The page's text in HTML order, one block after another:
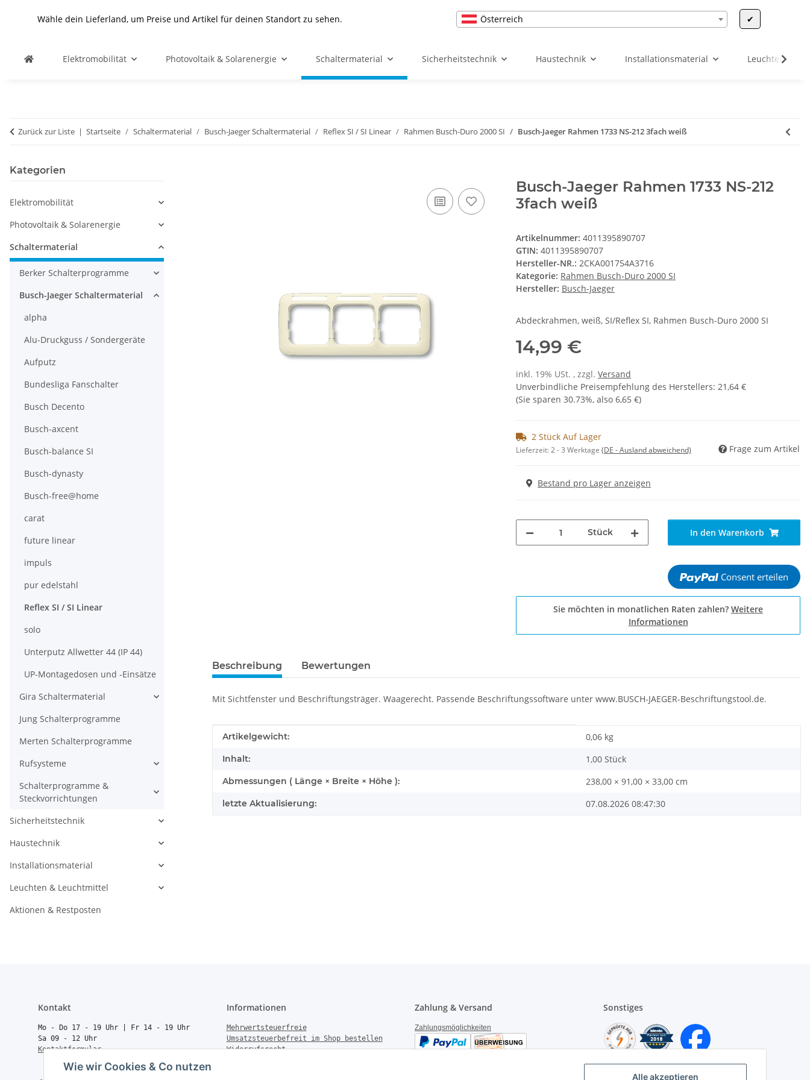
Alle akzeptieren
Wie wir Cookies & Co nutzen
Wähle dein Lieferland, um Preise und Artikel für deinen Standort zu sehen. Österreich ✔
Elektromobilität Photovoltaik & Solarenergie Schaltermaterial Sicherheitstechnik Haustechnik Installationsmaterial Leuchten &
Zurück zur Liste Startseite Schaltermaterial Busch-Jaeger Schaltermaterial Reflex SI / SI Linear Rahmen Busch-Duro 2000 SI Busch-Jaeger Rahmen 1733 NS-212 3fach weiß
Busch-Jaeger Rahmen 1733 NS-212
3fach weiß
Artikelnummer: 4011395890707
GTIN: 4011395890707
Hersteller-NR.: 2CKA001754A3716
Kategorie: Rahmen Busch-Duro 2000 SI
Hersteller: Busch-Jaeger
Abdeckrahmen, weiß, SI/Reflex SI, Rahmen Busch-Duro 2000 SI
14,99 €
inkl. 19% USt. , zzgl. Versand
Unverbindliche Preisempfehlung des Herstellers: 21,64 €
(Sie sparen 30.73%, also 6,65 €)
2 Stück Auf Lager
Lieferzeit:2 - 3 Werktage (DE - Ausland abweichend) Frage zum Artikel
Bestand pro Lager anzeigen
Stück In den Warenkorb
Consent erteilen
Sie möchten in monatlichen Raten zahlen? Weitere
Informationen
Beschreibung Bewertungen
Mit Sichtfenster und Beschriftungsträger. Waagerecht. Passende Beschriftungssoftware unter www.BUSCH-JAEGER-Beschriftungstool.de.
Produkteigenschaft
Wert
Artikelgewicht: 0,06 kg
Inhalt: 1,00 Stück
Abmessungen ( Länge × Breite × Höhe ): 238,00 × 91,00 × 33,00 cm
letzte Aktualisierung: 07.08.2026 08:47:30
Kategorien
Elektromobilität
Photovoltaik & Solarenergie
Schaltermaterial
Berker Schalterprogramme
Busch-Jaeger Schaltermaterial
alpha
Alu-Druckguss / Sondergeräte
Aufputz
Bundesliga Fanschalter
Busch Decento
Busch-axcent
Busch-balance SI
Busch-dynasty
Busch-free@home
carat
future linear
impuls
pur edelstahl
Reflex SI / SI Linear
solo
Unterputz Allwetter 44 (IP 44)
UP-Montagedosen und -Einsätze
Gira Schaltermaterial
Jung Schalterprogramme
Merten Schalterprogramme
Rufsysteme
Schalterprogramme &
Steckvorrichtungen
Sicherheitstechnik
Haustechnik
Installationsmaterial
Leuchten & Leuchtmittel
Aktionen & Restposten
Kontakt
Mo - Do 17 - 19 Uhr | Fr 14 - 19 Uhr
Sa 09 - 12 Uhr
Kontaktformular
Informationen
Mehrwertsteuerfreie
Umsatzsteuerbefreit im Shop bestellen
Widerrufsrecht
Zahlung & Versand
Zahlungsmöglichkeiten
Sonstiges